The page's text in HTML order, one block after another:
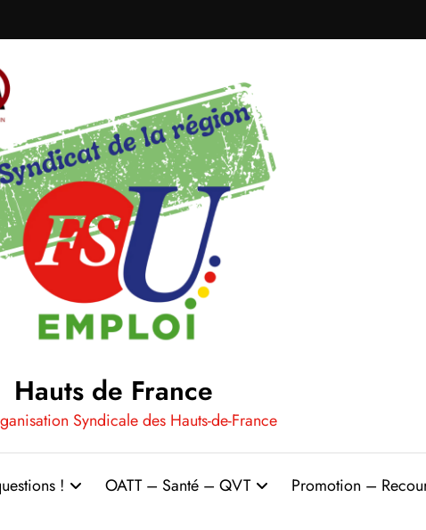
Hauts de France
Syndicale des Hauts-de-France
! OATT – Santé – QVT Promotion –